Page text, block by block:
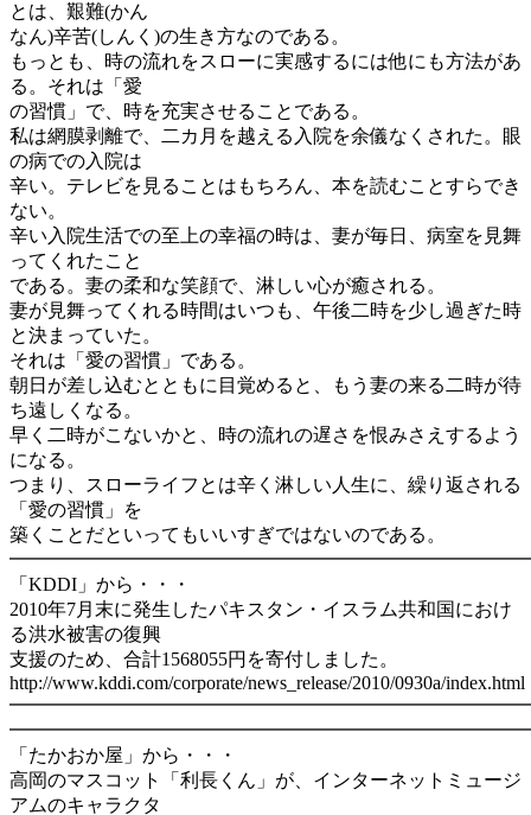
とは、艱難(かん
なん)辛苦(しんく)の生き方なのである。
もっとも、時の流れをスローに実感するには他にも方法があ
る。それは「愛
の習慣」で、時を充実させることである。
私は網膜剥離で、二カ月を越える入院を余儀なくされた。眼
の病での入院は
辛い。テレビを見ることはもちろん、本を読むことすらでき
ない。
辛い入院生活での至上の幸福の時は、妻が毎日、病室を見舞
ってくれたこと
である。妻の柔和な笑顔で、淋しい心が癒される。
妻が見舞ってくれる時間はいつも、午後二時を少し過ぎた時
と決まっていた。
それは「愛の習慣」である。
朝日が差し込むとともに目覚めると、もう妻の来る二時が待
ち遠しくなる。
早く二時がこないかと、時の流れの遅さを恨みさえするよう
になる。
つまり、スローライフとは辛く淋しい人生に、繰り返される
「愛の習慣」を
築くことだといってもいいすぎではないのである。
「KDDI」から・・・
2010年7月末に発生したパキスタン・イスラム共和国におけ
る洪水被害の復興
支援のため、合計1568055円を寄付しました。
http://www.kddi.com/corporate/news_release/2010/0930a/index.html
「たかおか屋」から・・・
高岡のマスコット「利長くん」が、インターネットミュージ
アムのキャラクタ